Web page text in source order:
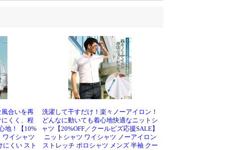
風合いを再
くく、程
地！【10%
ワイシャツ
にくい スト
洗濯して干すだけ！楽々ノーアイロン！
どんなに動いても着心地快適なニットシ
ャツ【20%OFF／クールビズ応援SALE】
ニットシャツ ワイシャツ ノーアイロン
ストレッチ ポロシャツ メンズ 半袖 クー